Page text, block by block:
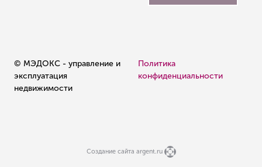
© МЭДОКС - управление и
эксплуатация
недвижимости
Политика
конфиденциальности
Создание сайта argent.ru